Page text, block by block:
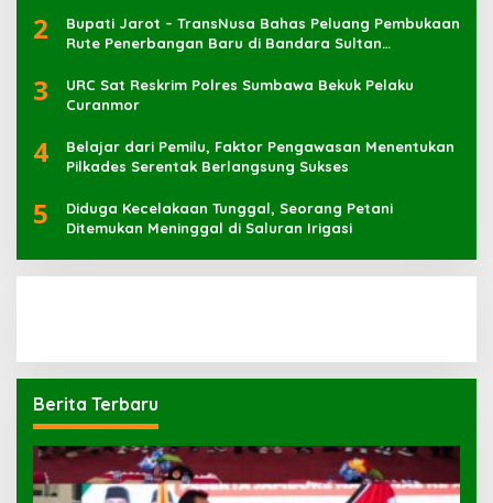
2
Bupati Jarot – TransNusa Bahas Peluang Pembukaan
Rute Penerbangan Baru di Bandara Sultan
3
URC Sat Reskrim Polres Sumbawa Bekuk Pelaku
4
Belajar dari Pemilu, Faktor Pengawasan Menentukan
Pilkades Serentak Berlangsung Sukses
5
Diduga Kecelakaan Tunggal, Seorang Petani
Ditemukan Meninggal di Saluran Irigasi
Berita Terbaru